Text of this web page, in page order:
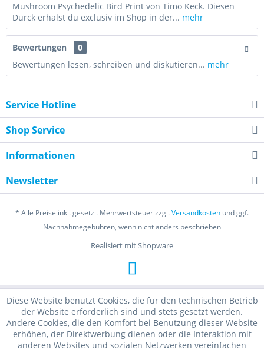
Mushroom Psychedelic Bird Print von Timo Keck. Diesen
Durck erhälst du exclusiv im Shop in der... mehr
Bewertungen
0
Bewertungen lesen, schreiben und diskutieren... mehr
Service Hotline
Shop Service
Informationen
Newsletter
* Alle Preise inkl. gesetzl. Mehrwertsteuer zzgl.Versandkosten und ggf.
Nachnahmegebühren, wenn nicht anders beschrieben
Realisiert mit Shopware
Diese Website benutzt Cookies, die für den technischen Betrieb
der Website erforderlich sind und stets gesetzt werden.
Andere Cookies, die den Komfort bei Benutzung dieser Website
erhöhen, der Direktwerbung dienen oder die Interaktion mit
anderen Websites und sozialen Netzwerken vereinfachen